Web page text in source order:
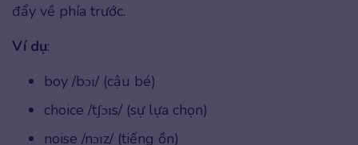
đẩy về phía trước.
Ví dụ:
boy /bɔɪ/ (cậu bé)
choice /tʃɔɪs/ (sự lựa chọn)
noise /nɔɪz/ (tiếng ồn)